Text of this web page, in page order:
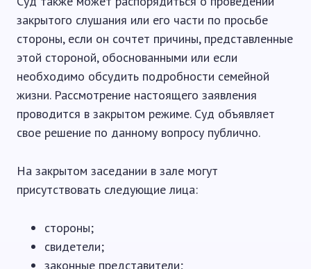
закрытого слушания или его части по просьбе
стороны, если он сочтет причины, представленные
этой стороной, обоснованными или если
необходимо обсудить подробности семейной
жизни. Рассмотрение настоящего заявления
проводится в закрытом режиме. Суд объявляет
свое решение по данному вопросу публично.
На закрытом заседании в зале могут
присутствовать следующие лица:
стороны;
свидетели;
законные представители;